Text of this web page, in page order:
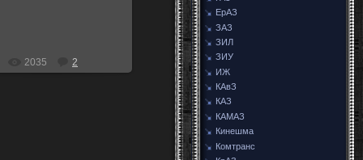
2035 2
ЕрАЗ
ЗАЗ
ЗИЛ
ЗИУ
ИЖ
КАвЗ
КАЗ
КАМАЗ
Кинешма
Комтранс